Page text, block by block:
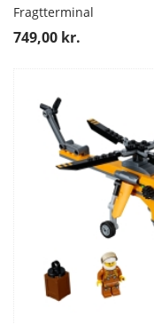
Fragtterminal
749,00 kr.